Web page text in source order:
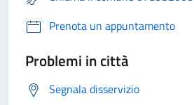
Prenota un appuntamento
Problemi in città
Segnala disservizio